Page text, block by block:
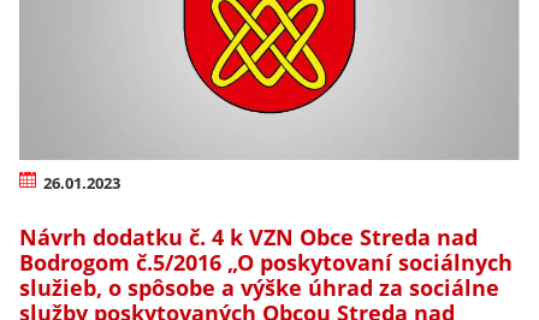
26.01.2023
Návrh dodatku č. 4 k VZN Obce Streda nad
Bodrogom č.5/2016 „O poskytovaní sociálnych
služieb, o spôsobe a výške úhrad za sociálne
služby poskytovaných Obcou Streda nad